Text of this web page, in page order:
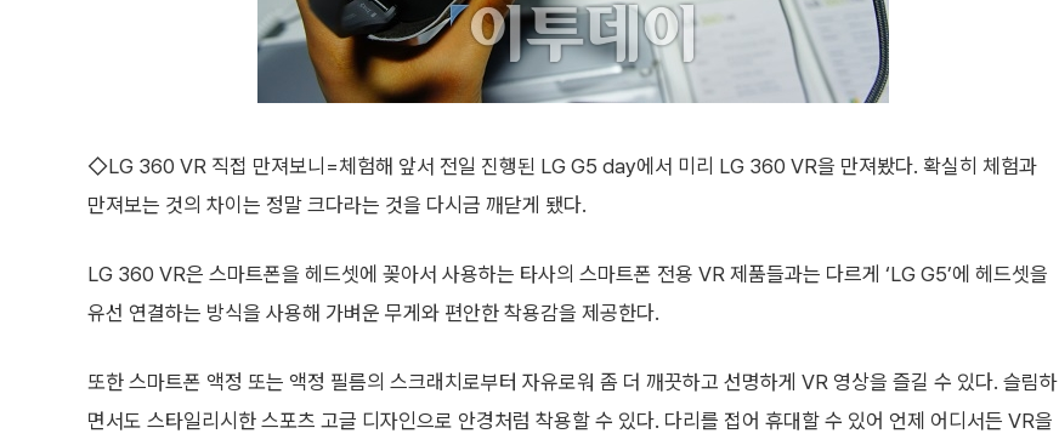
◇LG 360 VR 직접 만져보니=체험해 앞서 전일 진행된 LG G5 day에서 미리 LG 360 VR을 만져봤다. 확실히 체험과
만져보는 것의 차이는 정말 크다라는 것을 다시금 깨닫게 됐다.
LG 360 VR은 스마트폰을 헤드셋에 꽂아서 사용하는 타사의 스마트폰 전용 VR 제품들과는 다르게 ‘LG G5’에 헤드셋을
유선 연결하는 방식을 사용해 가벼운 무게와 편안한 착용감을 제공한다.
또한 스마트폰 액정 또는 액정 필름의 스크래치로부터 자유로워 좀 더 깨끗하고 선명하게 VR 영상을 즐길 수 있다. 슬림하
면서도 스타일리시한 스포츠 고글 디자인으로 안경처럼 착용할 수 있다. 다리를 접어 휴대할 수 있어 언제 어디서든 VR을